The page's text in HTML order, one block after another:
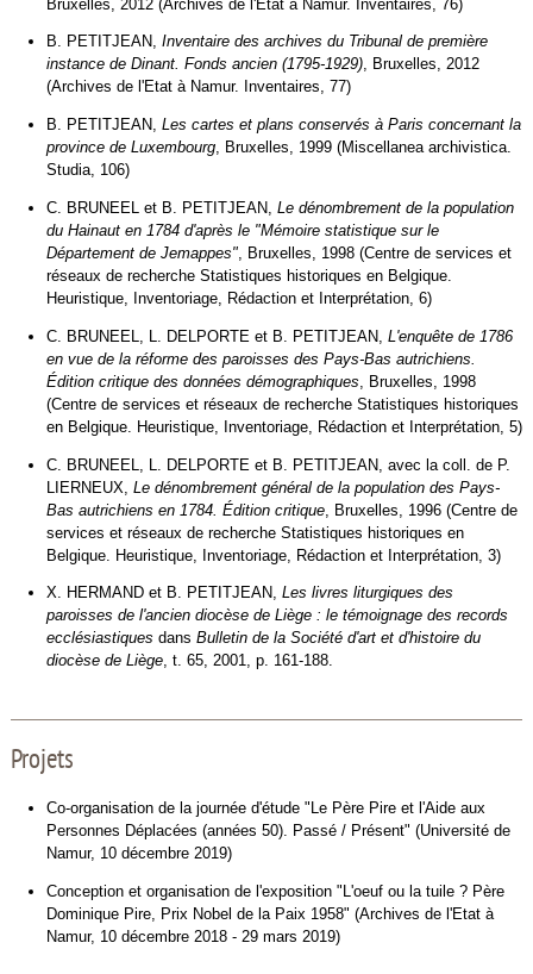
Bruxelles, 2012 (Archives de l'Etat à Namur. Inventaires, 76)
B. PETITJEAN, Inventaire des archives du Tribunal de première
instance de Dinant. Fonds ancien (1795-1929), Bruxelles, 2012
(Archives de l'Etat à Namur. Inventaires, 77)
B. PETITJEAN, Les cartes et plans conservés à Paris concernant la
province de Luxembourg, Bruxelles, 1999 (Miscellanea archivistica.
Studia, 106)
C. BRUNEEL et B. PETITJEAN, Le dénombrement de la population
du Hainaut en 1784 d'après le "Mémoire statistique sur le
Département de Jemappes", Bruxelles, 1998 (Centre de services et
réseaux de recherche Statistiques historiques en Belgique.
Heuristique, Inventoriage, Rédaction et Interprétation, 6)
C. BRUNEEL, L. DELPORTE et B. PETITJEAN, L'enquête de 1786
en vue de la réforme des paroisses des Pays-Bas autrichiens.
Édition critique des données démographiques , Bruxelles, 1998
(Centre de services et réseaux de recherche Statistiques historiques
en Belgique. Heuristique, Inventoriage, Rédaction et Interprétation, 5)
C. BRUNEEL, L. DELPORTE et B. PETITJEAN, avec la coll. de P.
LIERNEUX, Le dénombrement général de la population des Pays-
Bas autrichiens en 1784. Édition critique, Bruxelles, 1996 (Centre de
services et réseaux de recherche Statistiques historiques en
Belgique. Heuristique, Inventoriage, Rédaction et Interprétation, 3)
X. HERMAND et B. PETITJEAN, Les livres liturgiques des
paroisses de l'ancien diocèse de Liège : le témoignage des records
ecclésiastiques dans Bulletin de la Société d'art et d'histoire du
diocèse de Liège, t. 65, 2001, p. 161-188.
Projets
Co-organisation de la journée d'étude "Le Père Pire et l'Aide aux
Personnes Déplacées (années 50). Passé / Présent" (Université de
Namur, 10 décembre 2019)
Conception et organisation de l'exposition "L'oeuf ou la tuile ? Père
Dominique Pire, Prix Nobel de la Paix 1958" (Archives de l'Etat à
Namur, 10 décembre 2018 - 29 mars 2019)